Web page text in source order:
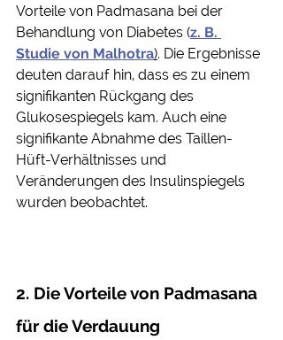
Vorteile von Padmasana bei der
Behandlung von Diabetes (z. B.
Studie von Malhotra). Die Ergebnisse
deuten darauf hin, dass es zu einem
signifikanten Rückgang des
Glukosespiegels kam. Auch eine
signifikante Abnahme des Taillen-
Hüft-Verhältnisses und
Veränderungen des Insulinspiegels
wurden beobachtet.
2. Die Vorteile von Padmasana
für die Verdauung